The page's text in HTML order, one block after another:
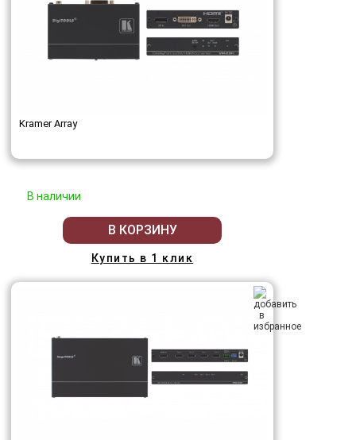
Kramer Array
В наличии
В КОРЗИНУ
Купить в 1 клик